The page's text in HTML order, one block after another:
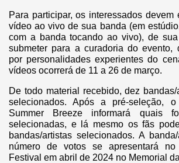
Para participar, os interessados devem
vídeo ao vivo de sua banda (em
com a banda tocando ao vivo), de
submeter para a curadoria do evento,
por personalidades experientes do
vídeos ocorrerá de 11 a 26 de março.
De todo material recebido, dez
selecionados. Após a pré-seleção,
Summer Breeze informará quais
selecionadas, e lá mesmo os fãs
bandas/artistas selecionados. A
número de votos se apresentará no
Festival em abril de 2024 no Memorial